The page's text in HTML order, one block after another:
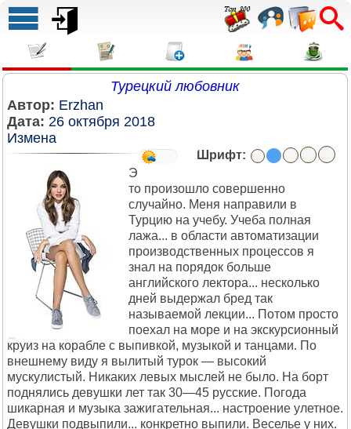
Турецкий любовник
Автор: Erzhan
Дата: 26 октября 2018
Измена
Шрифт:
Э
то произошло совершенно
случайно. Меня направили в
Турцию на учебу. Учеба полная
лажа... в области автоматизации
производственных процессов я
знал на порядок больше
английского лектора... несколько
дней выдержал бред так
называемой лекции... Потом просто
поехал на море и на экскурсионный
круиз на корабле с выпивкой, музыкой и танцами. По
внешнему виду я вылитый турок — высокий
мускулистый. Никаких левых мыслей не было. На борт
поднялись девушки лет так 30—45 русские. Погода
шикарная и музыка зажигательная... настроение улетное.
Девушки подвыпили... конкретно выпили. Веселье у них.